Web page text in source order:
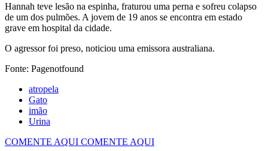
Hannah teve lesão na espinha, fraturou uma perna e sofreu colapso
de um dos pulmões. A jovem de 19 anos se encontra em estado
grave em hospital da cidade.
O agressor foi preso, noticiou uma emissora australiana.
Fonte: Pagenotfound
atropela
Gato
imão
Urina
COMENTE AQUI COMENTE AQUI